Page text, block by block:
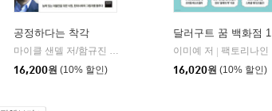
공정하다는 착각
마이클 샌델 저/함규진 역
16,200원 (10% 할인)
달러구트 꿈 백화점 1
이미예 저
팩토리나인
16,020원 (10% 할인)